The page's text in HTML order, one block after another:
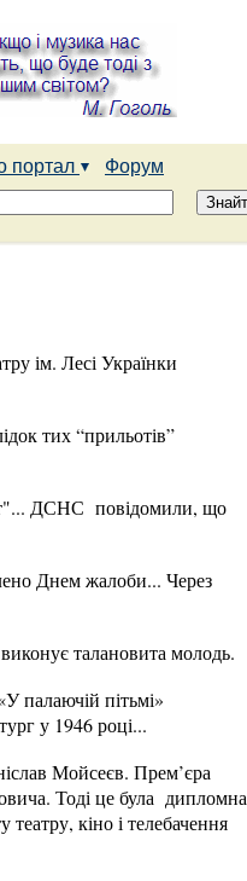
портал
Форум
ім. Лесі Українки
тих “прильотів”
ДСНС повідомили, що
Днем жалоби... Через
талановита молодь.
палаючій пітьмі»
у 1946 році...
Мойсеєв. Прем’єра
Тоді це була дипломна
кіно і телебачення